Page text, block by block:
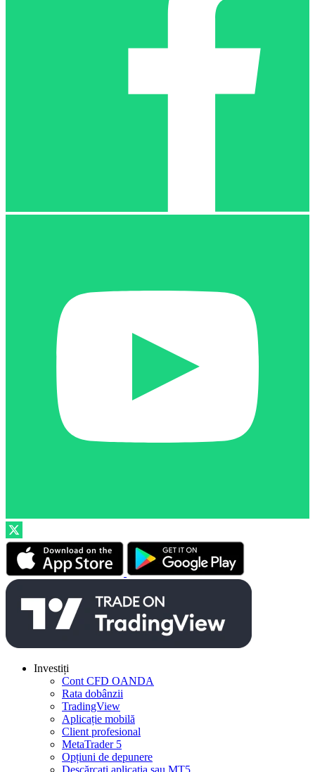
Investiți
Cont CFD OANDA
Rata dobânzii
TradingView
Aplicație mobilă
Client profesional
MetaTrader 5
Opțiuni de depunere